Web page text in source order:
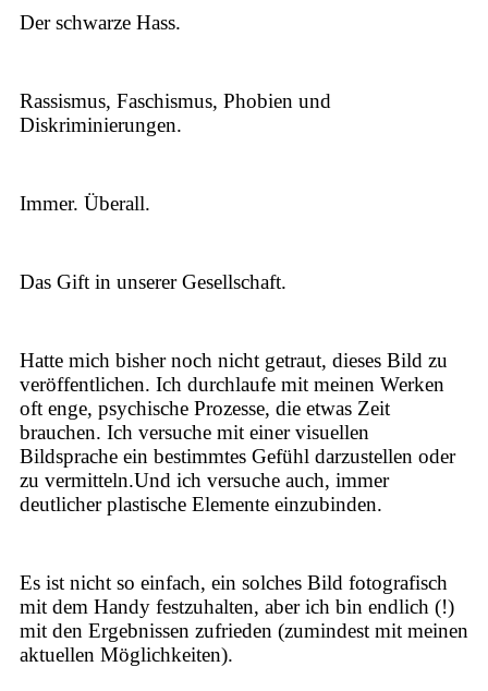
Der schwarze Hass.
Rassismus, Faschismus, Phobien und
Diskriminierungen.
Immer. Überall.
Das Gift in unserer Gesellschaft.
Hatte mich bisher noch nicht getraut, dieses Bild zu
veröffentlichen. Ich durchlaufe mit meinen Werken
oft enge, psychische Prozesse, die etwas Zeit
brauchen. Ich versuche mit einer visuellen
Bildsprache ein bestimmtes Gefühl darzustellen oder
zu vermitteln.Und ich versuche auch, immer
deutlicher plastische Elemente einzubinden.
Es ist nicht so einfach, ein solches Bild fotografisch
mit dem Handy festzuhalten, aber ich bin endlich (!)
mit den Ergebnissen zufrieden (zumindest mit meinen
aktuellen Möglichkeiten).